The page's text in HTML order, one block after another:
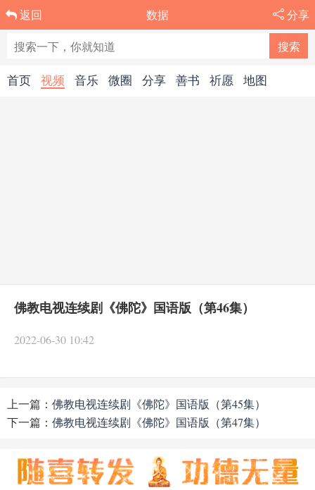
返回 数据 分享
首页 视频 音乐 微圈 分享 善书 祈愿 地图
佛教电视连续剧《佛陀》国语版（第46集）
2022-06-30 10:42
上一篇： 佛教电视连续剧《佛陀》国语版（第45集）
下一篇： 佛教电视连续剧《佛陀》国语版（第47集）